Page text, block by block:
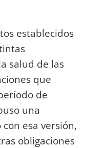
establecidos
salud de las
que
de
una
esa versión,
obligaciones